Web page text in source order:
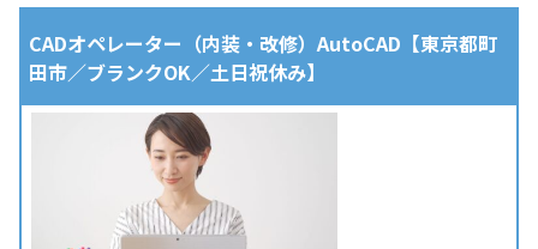
CADオペレーター（内装・改修）AutoCAD【東京都町
田市／ブランクOK／土日祝休み】